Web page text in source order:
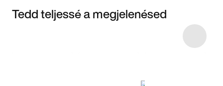
Tedd teljessé a megjelenésed